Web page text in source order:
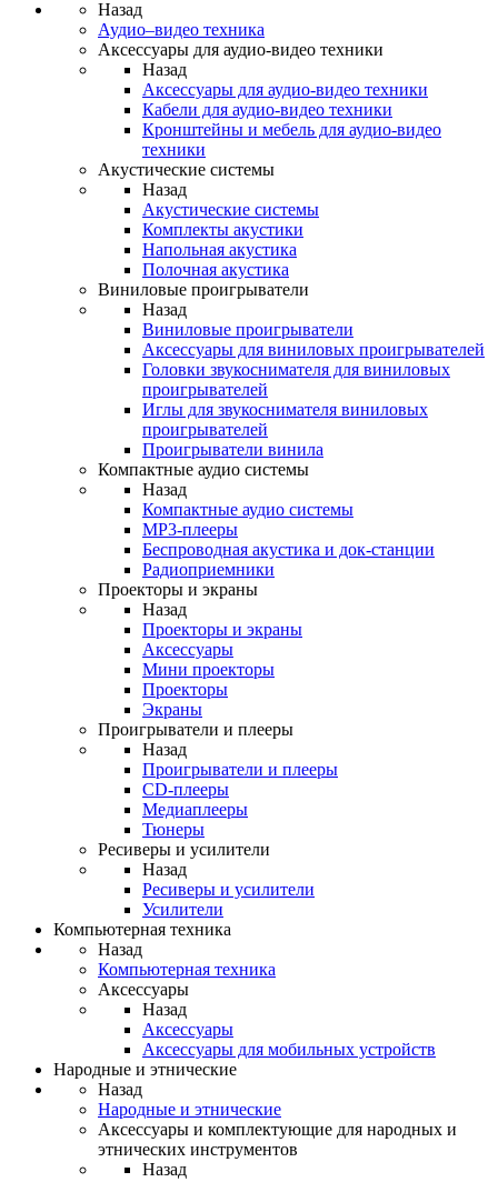
Назад
Аудио–видео техника
Аксессуары для аудио-видео техники
Назад
Аксессуары для аудио-видео техники
Кабели для аудио-видео техники
Кронштейны и мебель для аудио-видео
техники
Акустические системы
Назад
Акустические системы
Комплекты акустики
Напольная акустика
Полочная акустика
Виниловые проигрыватели
Назад
Виниловые проигрыватели
Аксессуары для виниловых проигрывателей
Головки звукоснимателя для виниловых
проигрывателей
Иглы для звукоснимателя виниловых
проигрывателей
Проигрыватели винила
Компактные аудио системы
Назад
Компактные аудио системы
MP3-плееры
Беспроводная акустика и док-станции
Радиоприемники
Проекторы и экраны
Назад
Проекторы и экраны
Аксессуары
Мини проекторы
Проекторы
Экраны
Проигрыватели и плееры
Назад
Проигрыватели и плееры
CD-плееры
Медиаплееры
Тюнеры
Ресиверы и усилители
Назад
Ресиверы и усилители
Усилители
Компьютерная техника
Назад
Компьютерная техника
Аксессуары
Назад
Аксессуары
Аксессуары для мобильных устройств
Народные и этнические
Назад
Народные и этнические
Аксессуары и комплектующие для народных и
этнических инструментов
Назад